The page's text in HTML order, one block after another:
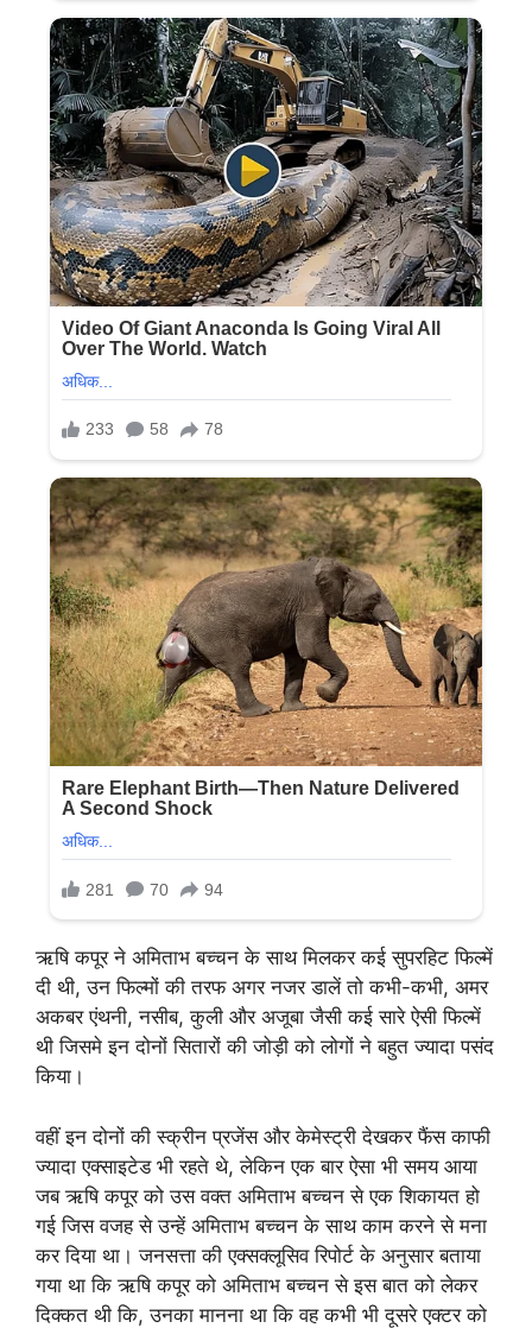
ऋषि कपूर ने अमिताभ बच्चन के साथ मिलकर कई सुपरहिट फिल्में
दी थी, उन फिल्मों की तरफ अगर नजर डालें तो कभी-कभी, अमर
अकबर एंथनी, नसीब, कुली और अजूबा जैसी कई सारे ऐसी फिल्में
थी जिसमे इन दोनों सितारों की जोड़ी को लोगों ने बहुत ज्यादा पसंद
किया।
वहीं इन दोनों की स्क्रीन प्रजेंस और केमेस्ट्री देखकर फैंस काफी
ज्यादा एक्साइटेड भी रहते थे, लेकिन एक बार ऐसा भी समय आया
जब ऋषि कपूर को उस वक्त अमिताभ बच्चन से एक शिकायत हो
गई जिस वजह से उन्हें अमिताभ बच्चन के साथ काम करने से मना
कर दिया था। जनसत्ता की एक्सक्लूसिव रिपोर्ट के अनुसार बताया
गया था कि ऋषि कपूर को अमिताभ बच्चन से इस बात को लेकर
दिक्कत थी कि, उनका मानना था कि वह कभी भी दूसरे एक्टर को